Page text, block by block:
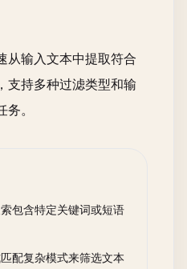
从输入文本中提取符合
支持多种过滤类型和输
。
包含特定关键词或短语
配复杂模式来筛选文本